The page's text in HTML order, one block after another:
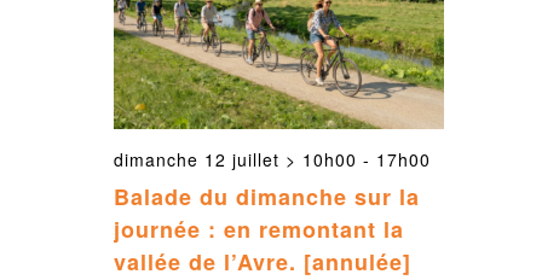
Balade du dimanche sur la
journée : en remontant la
vallée de l’Avre. [annulée]
dimanche 12 juillet > 10h00 - 17h00